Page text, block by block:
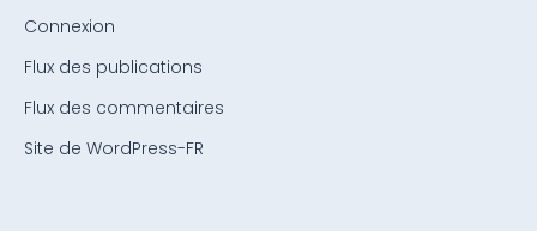
Connexion
Flux des publications
Flux des commentaires
Site de WordPress-FR